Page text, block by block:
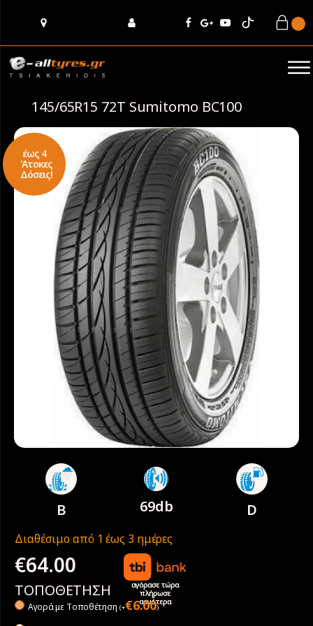
145/65R15 72T Sumitomo BC100
έως 4
Άτοκες
Δόσεις!
B 69db D
Διαθέσιμο από 1 έως 3 ημέρες
€64.00
αγόρασε τώρα
πλήρωσε
αργότερα
ΤΟΠΟΘΕΤΗΣΗ
Αγορά με Tοποθέτηση (+€6.00)